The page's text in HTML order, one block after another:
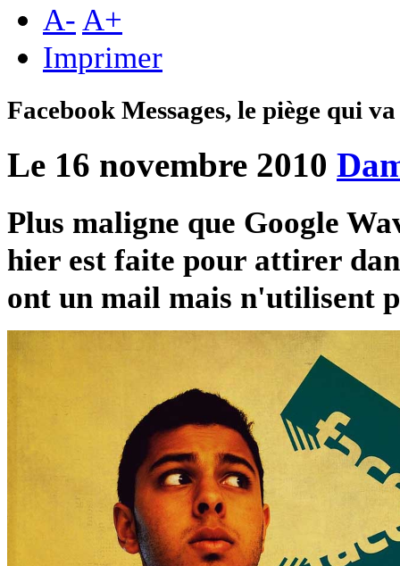
A- A+
Imprimer
Facebook Messages, le piège qui
Le 16 novembre 2010
Plus maligne que Google
hier est faite pour attirer
ont un mail mais n'utilisent